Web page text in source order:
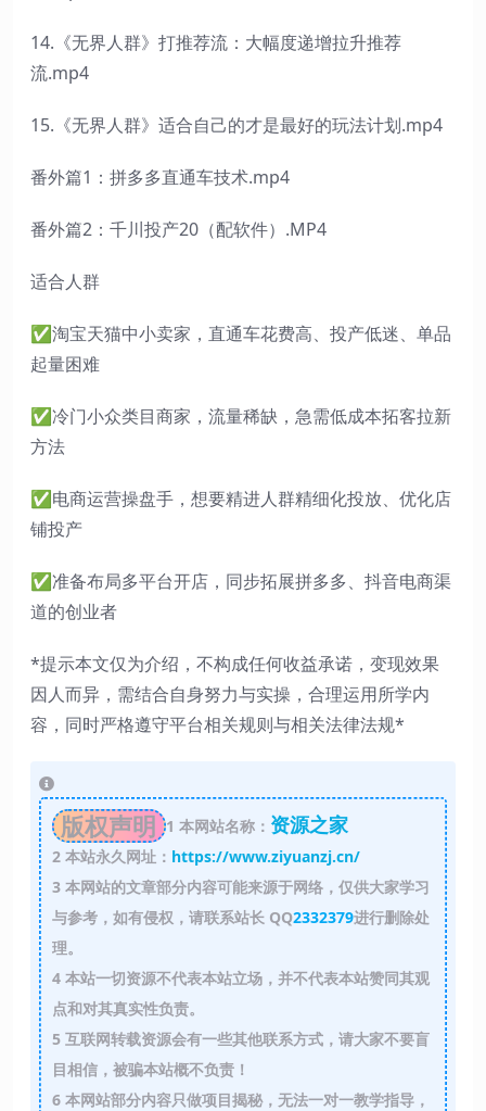
14.《无界人群》打推荐流：大幅度递增拉升推荐
流.mp4
15.《无界人群》适合自己的才是最好的玩法计划.mp4
番外篇1：拼多多直通车技术.mp4
番外篇2：千川投产20（配软件）.MP4
适合人群
✅淘宝天猫中小卖家，直通车花费高、投产低迷、单品
起量困难
✅冷门小众类目商家，流量稀缺，急需低成本拓客拉新
方法
✅电商运营操盘手，想要精进人群精细化投放、优化店
铺投产
✅准备布局多平台开店，同步拓展拼多多、抖音电商渠
道的创业者
*提示本文仅为介绍，不构成任何收益承诺，变现效果
因人而异，需结合自身努力与实操，合理运用所学内
容，同时严格遵守平台相关规则与相关法律法规*
版权声明 1 本网站名称： 资源之家
2本站永久网址： https://www.ziyuanzj.cn/
3本网站的文章部分内容可能来源于网络，仅供大家学习
与参考，如有侵权，请联系站长 QQ2332379进行删除处
理。
4本站一切资源不代表本站立场，并不代表本站赞同其观
点和对其真实性负责。
5互联网转载资源会有一些其他联系方式，请大家不要盲
目相信，被骗本站概不负责！
6本网站部分内容只做项目揭秘，无法一对一教学指导，